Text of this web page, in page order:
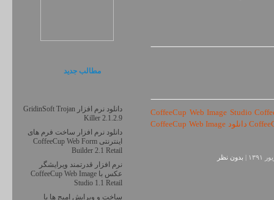
CoffeeCup Web Image Studio
Web Image Studio v.1.0 دانلود CoffeeCup Web Image Studio دانلود CoffeeCup Web Image
بدون نظر
مطالب جديد
دانلود نرم افزار GridinSoft Trojan
Killer 2.1.2.9
دانلود نرم افزار ساخت فرم های
اینترنتی CoffeeCup Web Form
Builder 2.1 Retail
نرم افزار قدرتمند ویرایشگر
عکس با CoffeeCup Web Image
Studio 1.1 Retail
ساخت و ویرایش امیج ها با